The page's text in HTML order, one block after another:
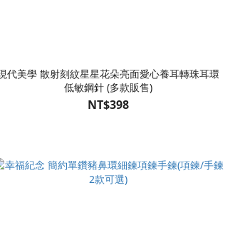
代美學 散射刻紋星星花朵亮面愛心養耳轉珠耳環
低敏鋼針 (多款販售)
NT$398